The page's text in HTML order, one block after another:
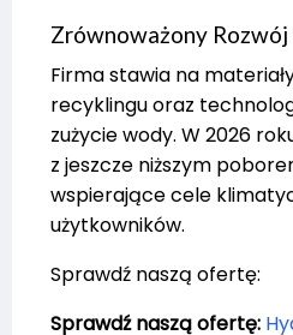
Zrównoważony
Firma stawia na
recyklingu oraz
zużycie wody. W 2026
z jeszcze niższym
wspierające cele
użytkowników.
Sprawdź naszą ofertę:
Sprawdź naszą ofertę: